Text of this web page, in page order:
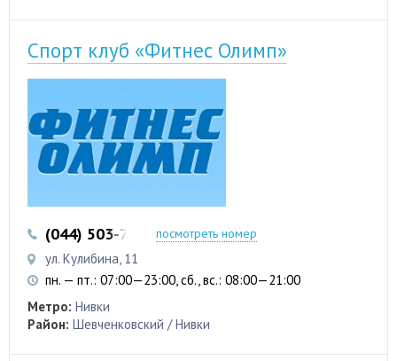
Спорт клуб «Фитнес Олимп»
(044) 503-72-18посмотреть номер
ул. Кулибина, 11
пн. — пт.: 07:00—23:00, сб., вс.: 08:00—21:00
Метро: Нивки
Район: Шевченковский / Нивки